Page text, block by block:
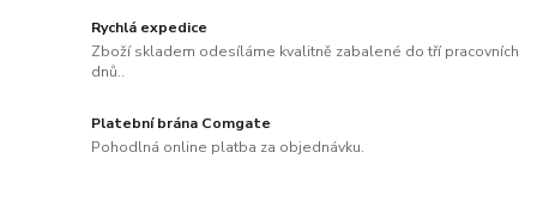
Rychlá expedice
Zboží skladem odesíláme kvalitně zabalené do tří pracovních
dnů..
Platební brána Comgate
Pohodlná online platba za objednávku.